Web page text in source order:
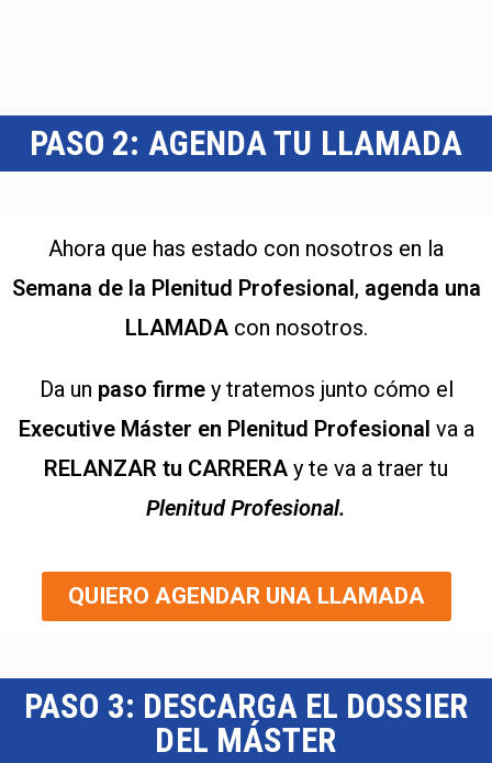
PASO 2: AGENDA TU LLAMADA
Ahora que has estado con nosotros en la
Semana de la Plenitud Profesional, agenda una
LLAMADAcon nosotros.
Da un paso firmey tratemos junto cómo el
Executive Máster en Plenitud Profesional va a
RELANZAR tu CARRERA y te va a traer tu
Plenitud Profesional.
QUIERO AGENDAR UNA LLAMADA
PASO 3: DESCARGA EL DOSSIER
DEL MÁSTER